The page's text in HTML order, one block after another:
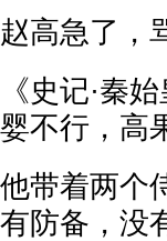
赵高急了，
《史记·秦
婴不行，高
他带着两个
有防备，没